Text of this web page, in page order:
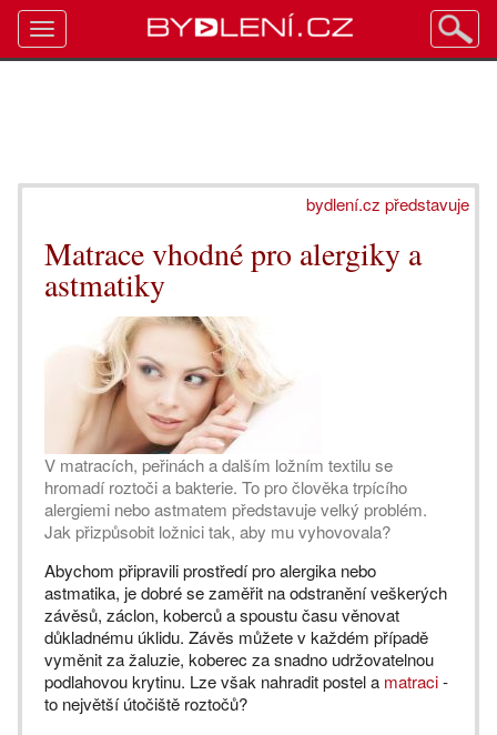
bydlení.cz představuje
Matrace vhodné pro alergiky a
astmatiky
V matracích, peřinách a dalším ložním textilu se
hromadí roztoči a bakterie. To pro člověka trpícího
alergiemi nebo astmatem představuje velký problém.
Jak přizpůsobit ložnici tak, aby mu vyhovovala?
Abychom připravili prostředí pro alergika nebo
astmatika, je dobré se zaměřit na odstranění veškerých
závěsů, záclon, koberců a spoustu času věnovat
důkladnému úklidu. Závěs můžete v každém případě
vyměnit za žaluzie, koberec za snadno udržovatelnou
podlahovou krytinu. Lze však nahradit postel a matraci-
to největší útočiště roztočů?
Toggle
navigation